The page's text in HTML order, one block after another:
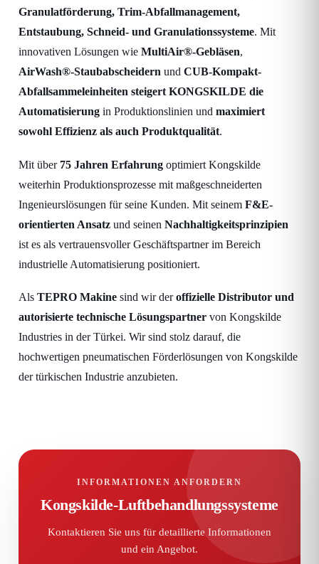
Granulatförderung, Trim-Abfallmanagement,
Entstaubung, Schneid- und Granulationssysteme. Mit
innovativen Lösungen wie MultiAir®-Gebläsen,
AirWash®-Staubabscheidern und CUB-Kompakt-
Abfallsammeleinheiten steigert KONGSKILDE die
Automatisierung in Produktionslinien und maximiert
sowohl Effizienz als auch Produktqualität.
Mit über 75 Jahren Erfahrung optimiert Kongskilde
weiterhin Produktionsprozesse mit maßgeschneiderten
Ingenieurslösungen für seine Kunden. Mit seinem F&E-
orientierten Ansatz und seinen Nachhaltigkeitsprinzipien
ist es als vertrauensvoller Geschäftspartner im Bereich
industrielle Automatisierung positioniert.
Als TEPRO Makine sind wir deroffizielle Distributor und
autorisierte technische Lösungspartner von Kongskilde
Industries in der Türkei. Wir sind stolz darauf, die
hochwertigen pneumatischen Förderlösungen von Kongskilde
der türkischen Industrie anzubieten.
INFORMATIONEN ANFORDERN
Kongskilde-Luftbehandlungssysteme
Kontaktieren Sie uns für detaillierte Informationen
und ein Angebot.